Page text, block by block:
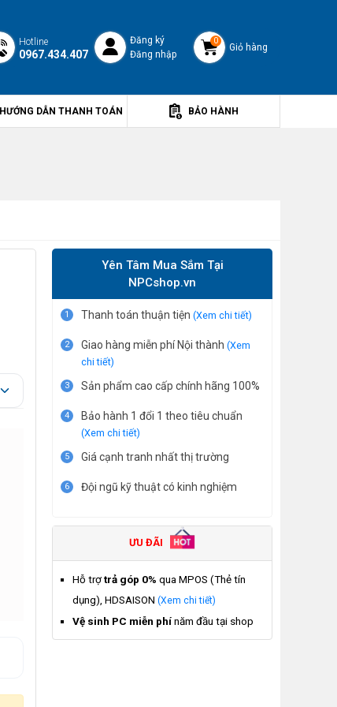
Hotline
0967.434.407
Đăng ký
Đăng nhập
0
Giỏ hàng
HƯỚNG DẪN THANH TOÁN BẢO HÀNH
Yên Tâm Mua Sắm Tại
NPCshop.vn
1 Thanh toán thuận tiện (Xem chi tiết)
2 Giao hàng miễn phí Nội thành (Xem
chi tiết)
3 Sản phẩm cao cấp chính hãng 100%
4 Bảo hành 1 đổi 1 theo tiêu chuẩn
(Xem chi tiết)
5 Giá cạnh tranh nhất thị trường
6 Đội ngũ kỹ thuật có kinh nghiệm
ƯU ĐÃI
Hỗ trợtrả góp 0% qua MPOS (Thẻ tín
dụng), HDSAISON (Xem chi tiết)
Vệ sinh PC miễn phínăm đầu tại shop